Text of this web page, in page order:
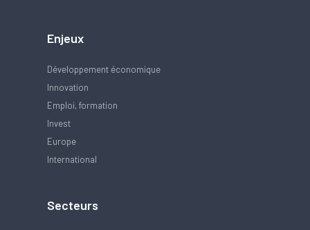
Enjeux
Développement économique
Innovation
Emploi, formation
Invest
Europe
International
Secteurs